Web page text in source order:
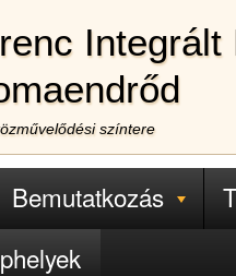
színtere
Bemutatkozás